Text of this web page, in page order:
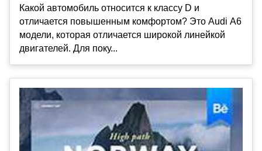
Какой автомобиль относится к классу D и
отличается повышенным комфортом? Это Audi А6
модели, которая отличается широкой линейкой
двигателей. Для поку...